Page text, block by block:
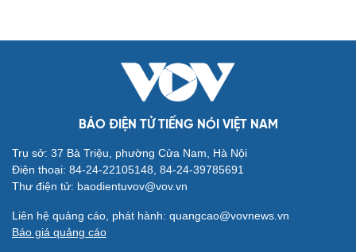
BÁO ĐIỆN TỬ TIẾNG NÓI VIỆT NAM
Trụ sở: 37 Bà Triệu, phường Cửa Nam, Hà Nội
Điện thoại: 84-24-22105148, 84-24-39785691
Thư điện tử: baodientuvov@vov.vn
Liên hệ quảng cáo, phát hành: quangcao@vovnews.vn
Báo giá quảng cáo